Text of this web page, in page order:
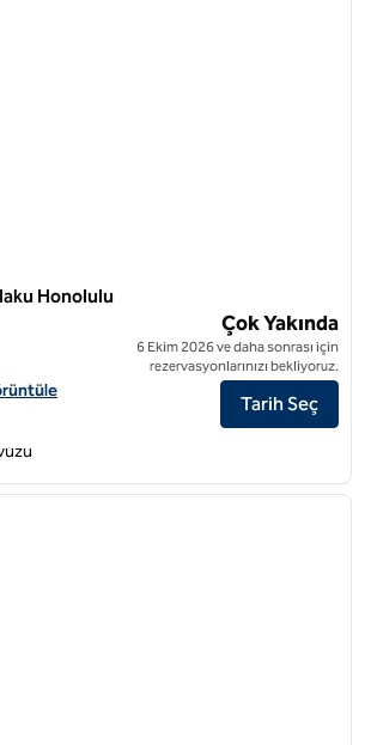
Honolulu
Honolulu için otel detaylarını görüntüleyin
Çok Yakında
6 Ekim 2026 ve daha sonrası için
rezervasyonlarınızı bekliyoruz.
Tarih Seç